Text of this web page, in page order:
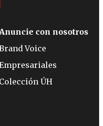
con nosotros
Voice
Colección ÚH